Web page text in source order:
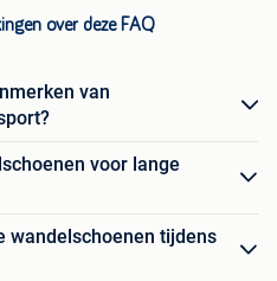
over deze FAQ
van
voor lange
wandelschoenen tijdens